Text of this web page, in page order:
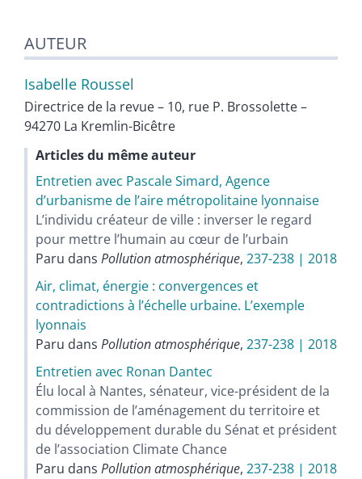
AUTEUR
Isabelle Roussel
Directrice de la revue – 10, rue P. Brossolette –
94270 La Kremlin-Bicêtre
Articles du même auteur
Entretien avec Pascale Simard, Agence
d’urbanisme de l’aire métropolitaine lyonnaise
L’individu créateur de ville : inverser le regard
pour mettre l’humain au cœur de l’urbain
Paru dans Pollution atmosphérique, 237-238 | 2018
Air, climat, énergie : convergences et
contradictions à l’échelle urbaine. L’exemple
lyonnais
Paru dans Pollution atmosphérique, 237-238 | 2018
Entretien avec Ronan Dantec
Élu local à Nantes, sénateur, vice-président de la
commission de l’aménagement du territoire et
du développement durable du Sénat et président
de l’association Climate Chance
Paru dans Pollution atmosphérique, 237-238 | 2018